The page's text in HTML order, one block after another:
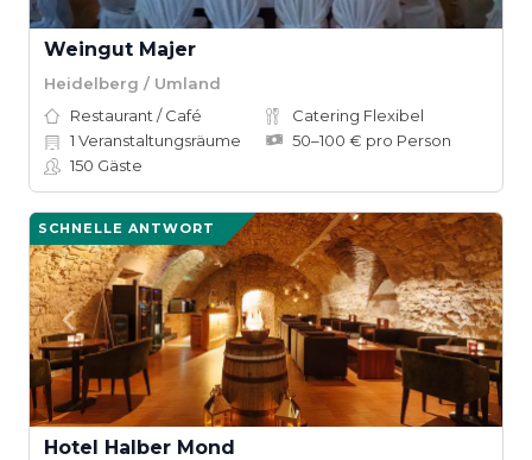
Weingut Majer
Heidelberg / Umland
Restaurant / Café
Catering Flexibel
1 Veranstaltungsräume
50–100 € pro Person
150 Gäste
SCHNELLE ANTWORT
Hotel Halber Mond